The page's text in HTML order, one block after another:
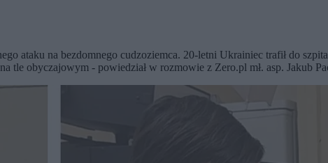
ataku na bezdomnego cudzoziemca. 20-letni Ukrainiec trafił do
tle obyczajowym - powiedział w rozmowie z Zero.pl mł. asp. Jakub